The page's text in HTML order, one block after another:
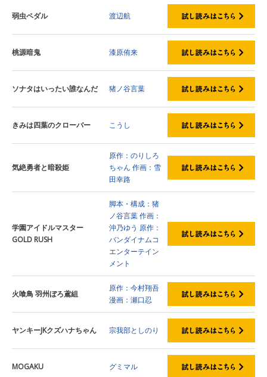
弱虫ペダル 渡辺航
桃源暗鬼 漆原侑来
ソナタはいったい誰なんだ 猪ノ谷言葉
きみは四葉のクローバー こうし
気絶勇者と暗殺姫
原作：のりしろ
ちゃん 作画：雪
田幸路
学園アイドルマスター
GOLD RUSH
脚本・構成：猪
ノ谷言葉作画：
沖乃ゆう 原作：
バンダイナムコ
エンターテイン
メント
火喰鳥 羽州ぼろ鳶組
原作：今村翔吾
漫画：瀬口忍
ヤンキーJKクズハナちゃん 宗我部としのり
MOGAKU グミマル